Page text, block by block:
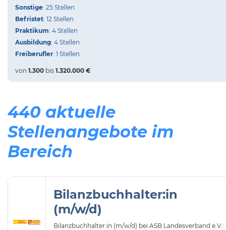
Sonstige: 25 Stellen
Befristet: 12 Stellen
Praktikum: 4 Stellen
Ausbildung: 4 Stellen
Freiberufler: 1 Stellen
von 1.300 bis 1.320.000 €
440 aktuelle
Stellenangebote im
Bereich
Bilanzbuchhalter:in
(m/w/d)
Bilanzbuchhalter:in (m/w/d) bei ASB Landesverband e.V.: